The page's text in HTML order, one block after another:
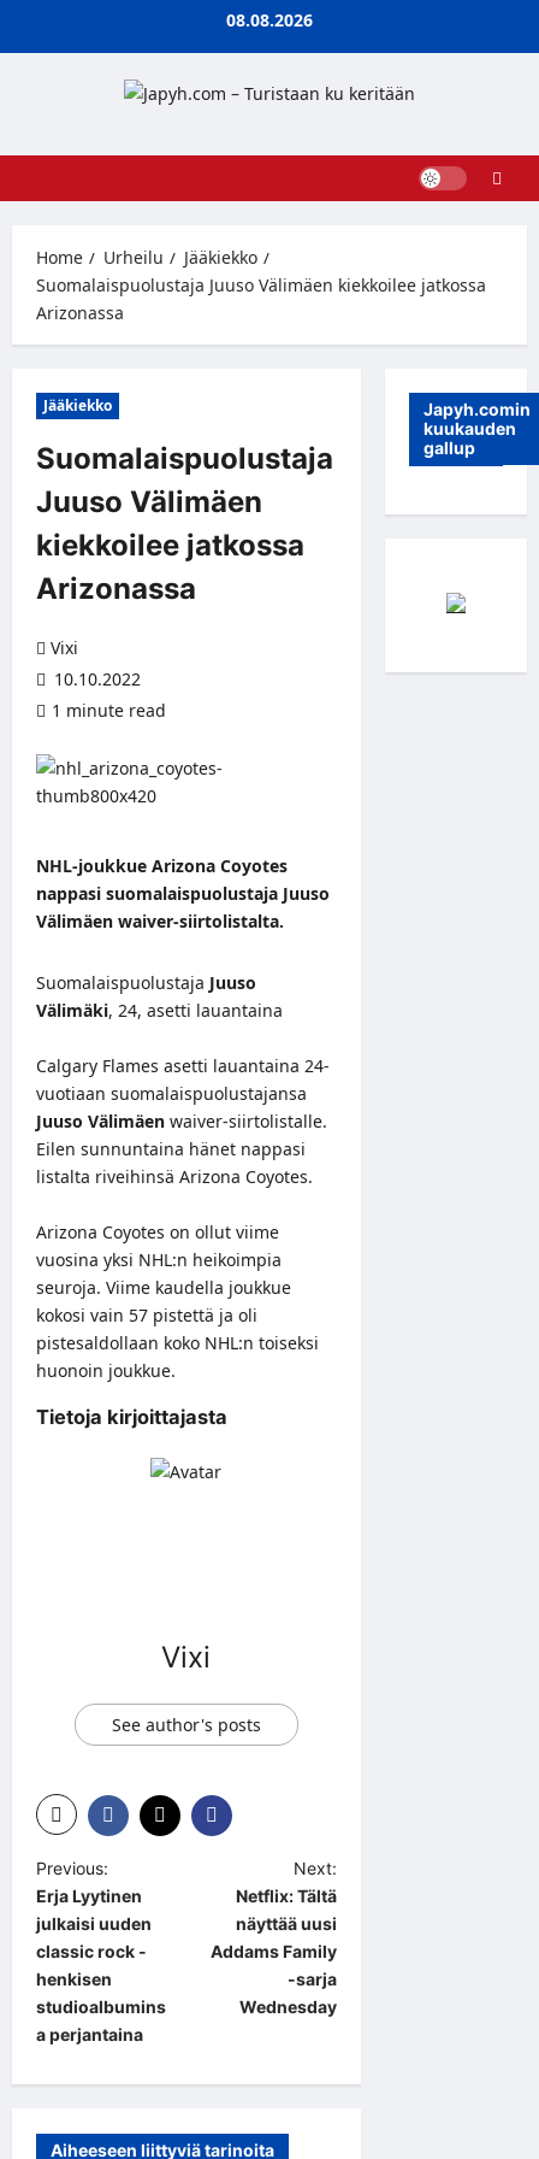
08.08.2026
Home Urheilu
Jääkiekko
Suomalaispuolustaja Juuso Välimäen kiekkoilee jatkossa
Arizonassa
Jääkiekko
Suomalaispuolustaja
Juuso Välimäen
kiekkoilee jatkossa
Arizonassa
Vixi
10.10.2022
1 minute read
NHL-joukkue Arizona Coyotes
nappasi suomalaispuolustaja Juuso
Välimäen waiver-siirtolistalta.
Suomalaispuolustaja Juuso
Välimäki, 24, asetti lauantaina
Calgary Flames asetti lauantaina 24-
vuotiaan suomalaispuolustajansa
Juuso Välimäen waiver-siirtolistalle.
Eilen sunnuntaina hänet nappasi
listalta riveihinsä Arizona Coyotes.
Arizona Coyotes on ollut viime
vuosina yksi NHL:n heikoimpia
seuroja. Viime kaudella joukkue
kokosi vain 57 pistettä ja oli
pistesaldollaan koko NHL:n toiseksi
huonoin joukkue.
Tietoja kirjoittajasta
Vixi
See author's posts
P
o
s
t
n
i
Previous:
Erja Lyytinen
julkaisi uuden
classic rock -
henkisen
studioalbumins
a perjantaina
Next:
Netflix: Tältä
näyttää uusi
Addams Family
-sarja
Wednesday
Aiheeseen liittyviä tarinoita
Japyh.comin
kuukauden
gallup